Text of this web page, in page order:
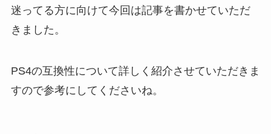
迷ってる方に向けて今回は記事を書かせていただ
きました。
PS4の互換性について詳しく紹介させていただきま
すので参考にしてくださいね。